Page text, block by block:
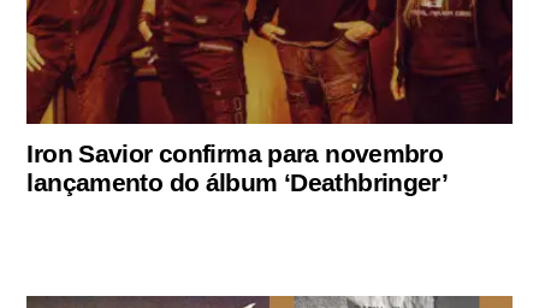
Iron Savior confirma para novembro
lançamento do álbum ‘Deathbringer’